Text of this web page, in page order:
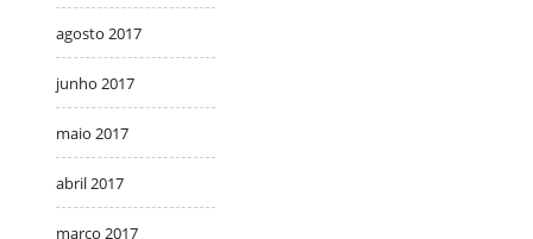
agosto 2017
junho 2017
maio 2017
abril 2017
março 2017